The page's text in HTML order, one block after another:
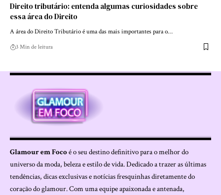
Direito tributário: entenda algumas curiosidades sobre
essa área do Direito
A área do Direito Tributário é uma das mais importantes para o…
3 Min de leitura
Glamour em Focoé o seu destino definitivo para o melhor do
universo da moda, beleza e estilo de vida. Dedicado a trazer as últimas
tendências, dicas exclusivas e notícias fresquinhas diretamente do
coração do glamour. Com uma equipe apaixonada e antenada,